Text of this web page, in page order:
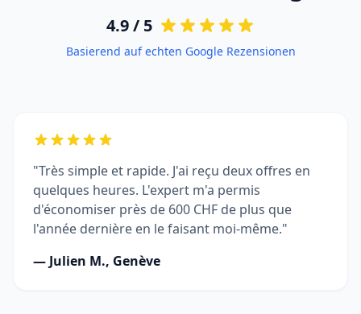
4.9 / 5
Basierend auf echten Google Rezensionen
"Très simple et rapide. J'ai reçu deux offres en
quelques heures. L'expert m'a permis
d'économiser près de 600 CHF de plus que
l'année dernière en le faisant moi-même."
— Julien M., Genève